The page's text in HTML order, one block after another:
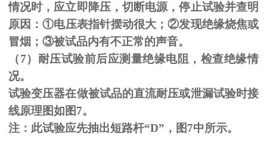
情况时，应立即降压，切断电源，停止试验并查明
原因：①电压表指针摆动很大；②发现绝缘烧焦或
冒烟； ③被试品内有不正常的声音。
（7）耐压试验前后应测量绝缘电阻，检查绝缘情
况。
试验变压器在做被试品的直流耐压或泄漏试验时接
线原理图如图7。
注：此试验应先抽出短路杆“D”，图7中所示。